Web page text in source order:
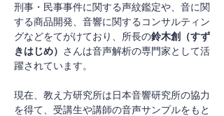
刑事・民事事件に関する声紋鑑定や、音に関
する商品開発、音響に関するコンサルティン
グなどをてがけており、所長の鈴木創（すず
きはじめ） さんは音声解析の専門家として活
躍されています。
現在、教え方研究所は日本音響研究所の協力
を得て、受講生や講師の音声サンプルをもと